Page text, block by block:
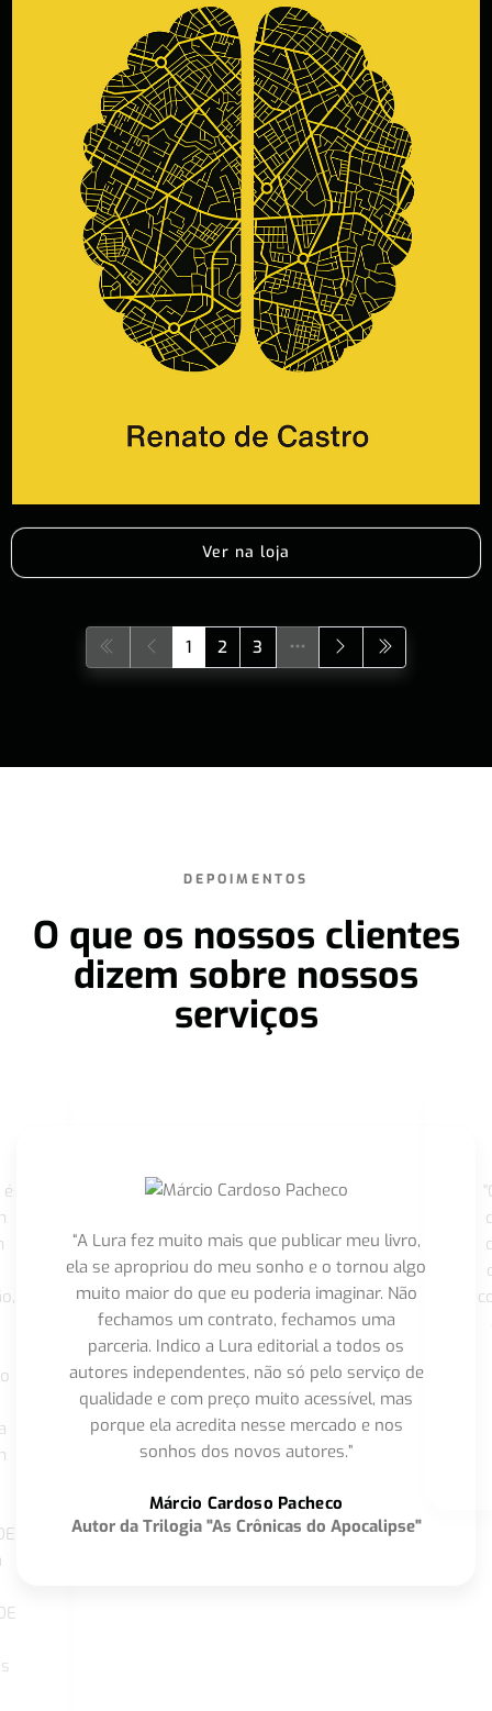
Ver na loja
1 2 3
DEPOIMENTOS
O que os nossos clientes
dizem sobre nossos
serviços
“A Lura fez muito mais que publicar meu livro,
ela se apropriou do meu sonho e o tornou algo
muito maior do que eu poderia imaginar. Não
fechamos um contrato, fechamos uma
parceria. Indico a Lura editorial a todos os
autores independentes, não só pelo serviço de
qualidade e com preço muito acessível, mas
porque ela acredita nesse mercado e nos
sonhos dos novos autores.”
Márcio Cardoso Pacheco
Autor da Trilogia "As Crônicas do Apocalipse"